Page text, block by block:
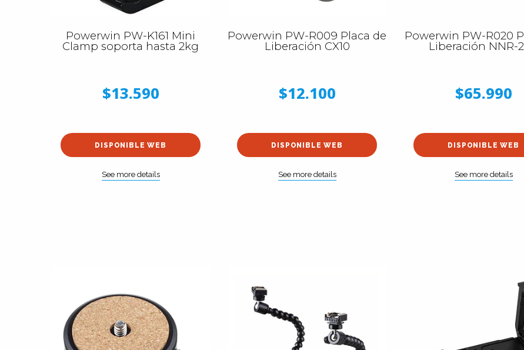
Powerwin PW-K161 Mini
Clamp soporta hasta 2kg
$13.590
DISPONIBLE WEB
See more details
Powerwin PW-R009 Placa de
Liberación CX10
$12.100
DISPONIBLE WEB
See more details
Powerwin PW-R020
Liberación NNR-
$65.990
DISPONIBLE WEB
See more details